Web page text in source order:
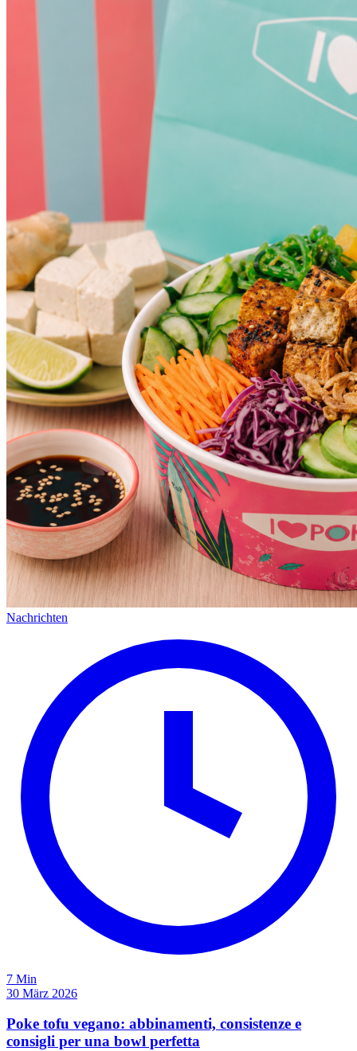
Nachrichten
7 Min
30 März 2026
Poke tofu vegano: abbinamenti, consistenze e
consigli per una bowl perfetta